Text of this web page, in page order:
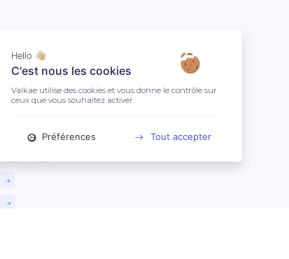
Hello 👋🏼
C'est nous les cookies
Valkae utilise des cookies et vous donne le contrôle sur
ceux que vous souhaitez activer.
Préférences Tout accepter